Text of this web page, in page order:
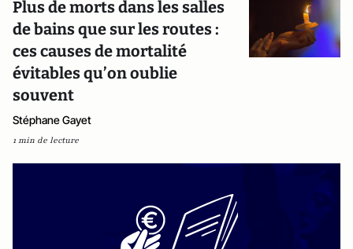
Plus de morts dans les salles
de bains que sur les routes :
ces causes de mortalité
évitables qu’on oublie
souvent
Stéphane Gayet
1 min de lecture